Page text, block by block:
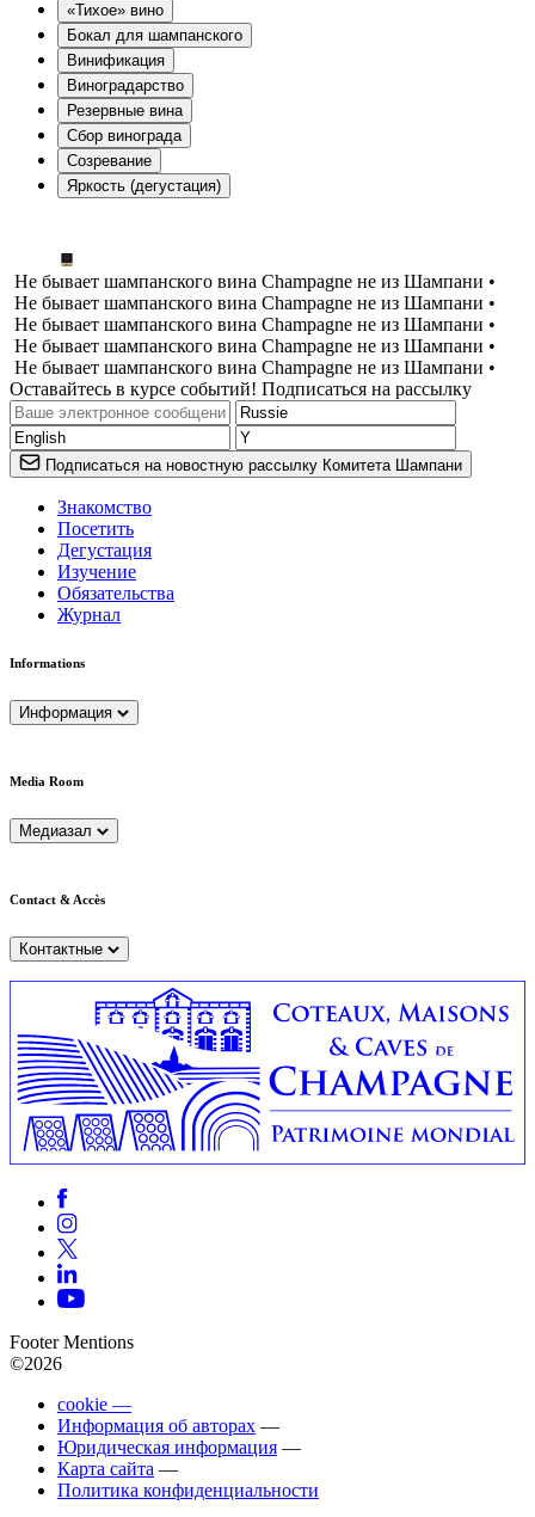
«Тихое» вино
Бокал для шампанского
Винификация
Виноградарство
Резервные вина
Сбор винограда
Созревание
Яркость (дегустация)
Не бывает шампанского вина Champagne не из Шампани •
Не бывает шампанского вина Champagne не из Шампани •
Не бывает шампанского вина Champagne не из Шампани •
Не бывает шампанского вина Champagne не из Шампани •
Не бывает шампанского вина Champagne не из Шампани •
Оставайтесь в курсе событий! Подписаться на рассылку
Подписаться на новостную рассылку Комитета Шампани
Знакомство
Посетить
Дегустация
Изучение
Обязательства
Журнал
Informations
Информация
Media Room
Медиазал
Contact & Accès
Контактные
Footer Mentions
©2026
cookie —
Информация об авторах —
Юридическая информация —
Карта сайта —
Политика конфиденциальности